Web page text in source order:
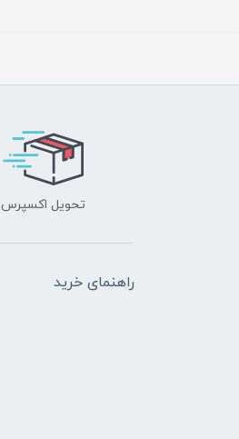
تحویل اکسپرس
راهنمای خرید